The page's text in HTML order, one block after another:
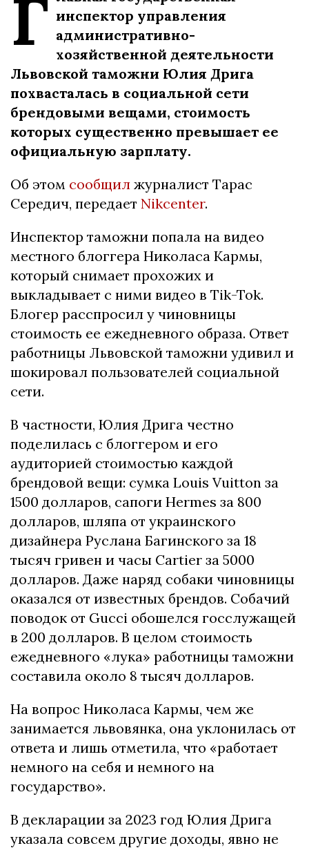
Г инспектор управления
административно-
хозяйственной деятельности
Львовской таможни Юлия Дрига
похвасталась в социальной сети
брендовыми вещами, стоимость
которых существенно превышает ее
официальную зарплату.
Об этом сообщил журналист Тарас
Середич, передает Nikcenter.
Инспектор таможни попала на видео
местного блоггера Николаса Кармы,
который снимает прохожих и
выкладывает с ними видео в Tik-Tok.
Блогер расспросил у чиновницы
стоимость ее ежедневного образа. Ответ
работницы Львовской таможни удивил и
шокировал пользователей социальной
сети.
В частности, Юлия Дрига честно
поделилась с блоггером и его
аудиторией стоимостью каждой
брендовой вещи: сумка Louis Vuitton за
1500 долларов, сапоги Hermes за 800
долларов, шляпа от украинского
дизайнера Руслана Багинского за 18
тысяч гривен и часы Cartier за 5000
долларов. Даже наряд собаки чиновницы
оказался от известных брендов. Собачий
поводок от Gucci обошелся госслужащей
в 200 долларов. В целом стоимость
ежедневного «лука» работницы таможни
составила около 8 тысяч долларов.
На вопрос Николаса Кармы, чем же
занимается львовянка, она уклонилась от
ответа и лишь отметила, что «работает
немного на себя и немного на
государство».
В декларации за 2023 год Юлия Дрига
указала совсем другие доходы, явно не